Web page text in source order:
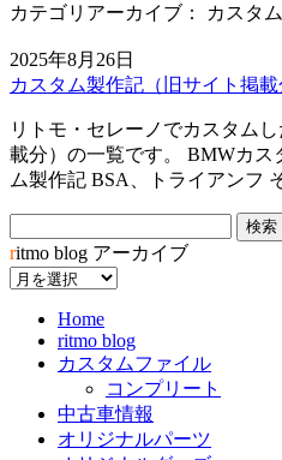
カテゴリアーカイブ： カスタ
2025年8月26日
カスタム製作記（旧サイト掲載
リトモ・セレーノでカスタム
載分）の一覧です。 BMWカス
ム製作記 BSA、トライアンフ
索:
ritmo blog アーカイブ
ア
Home
ritmo blog
カスタムファイル
コンプリート
中古車情報
オリジナルパーツ